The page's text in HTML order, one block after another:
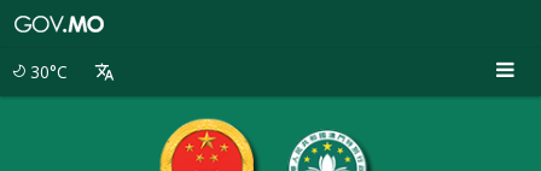
30°C